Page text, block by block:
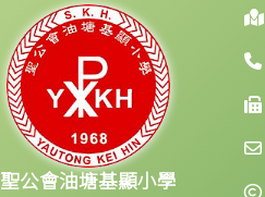
聖公會油塘基顯小學